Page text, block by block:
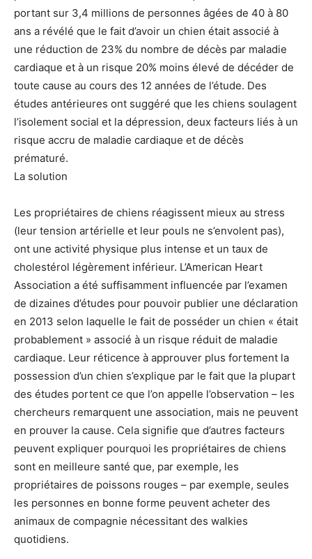
portant sur 3,4 millions de personnes âgées de 40 à 80
ans a révélé que le fait d’avoir un chien était associé à
une réduction de 23% du nombre de décès par maladie
cardiaque et à un risque 20% moins élevé de décéder de
toute cause au cours des 12 années de l’étude. Des
études antérieures ont suggéré que les chiens soulagent
l’isolement social et la dépression, deux facteurs liés à un
risque accru de maladie cardiaque et de décès
prématuré.
La solution
Les propriétaires de chiens réagissent mieux au stress
(leur tension artérielle et leur pouls ne s’envolent pas),
ont une activité physique plus intense et un taux de
cholestérol légèrement inférieur. L’American Heart
Association a été suffisamment influencée par l’examen
de dizaines d’études pour pouvoir publier une déclaration
en 2013 selon laquelle le fait de posséder un chien « était
probablement » associé à un risque réduit de maladie
cardiaque. Leur réticence à approuver plus fortement la
possession d’un chien s’explique par le fait que la plupart
des études portent ce que l’on appelle l’observation – les
chercheurs remarquent une association, mais ne peuvent
en prouver la cause. Cela signifie que d’autres facteurs
peuvent expliquer pourquoi les propriétaires de chiens
sont en meilleure santé que, par exemple, les
propriétaires de poissons rouges – par exemple, seules
les personnes en bonne forme peuvent acheter des
animaux de compagnie nécessitant des walkies
quotidiens.